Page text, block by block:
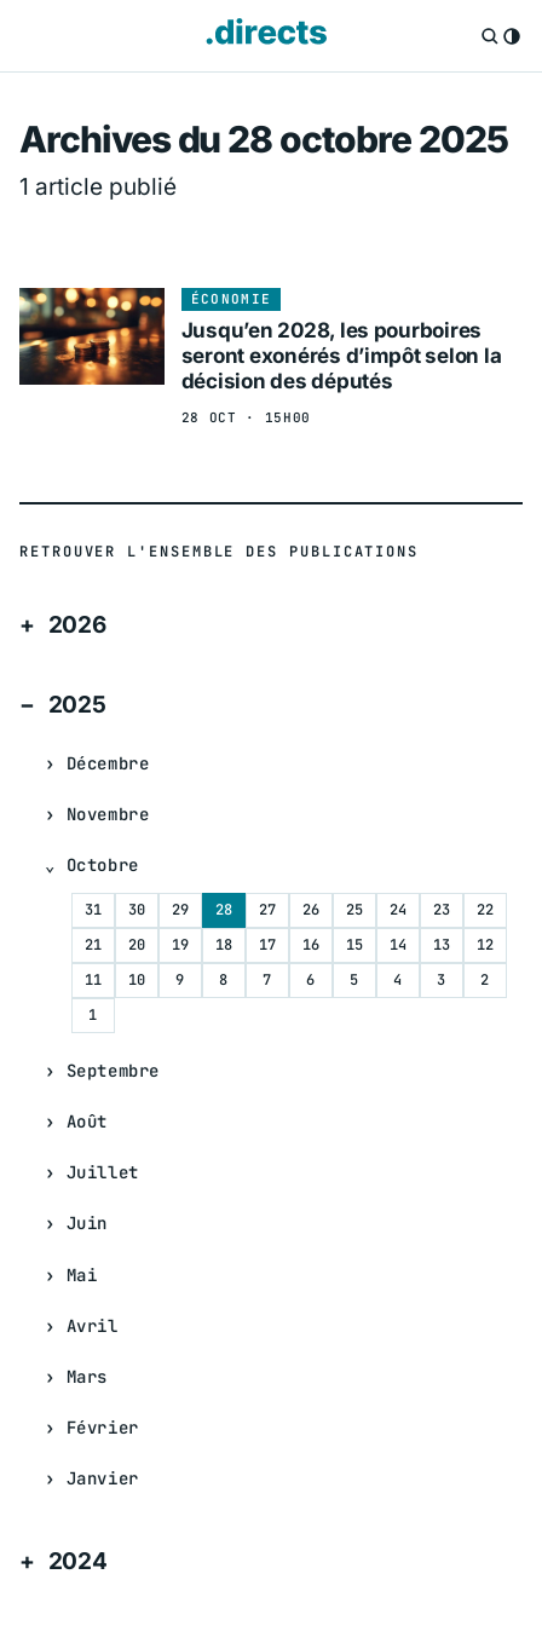
Directs.fr —
Archives du 28 octobre 2025
1 article publié
ÉCONOMIE
Jusqu’en 2028, les pourboires
seront exonérés d’impôt selon la
décision des députés
28 OCT · 15H00
RETROUVER L'ENSEMBLE DES PUBLICATIONS
2026
2025
Décembre
Novembre
Octobre
31 30 29 28 27 26 25 24 23
22
21
20 19 18 17 16 15 14 13
12
11
10 9 8 7 6 5 4 3
2
1
Septembre
Août
Juillet
Juin
Mai
Avril
Mars
Février
Janvier
2024